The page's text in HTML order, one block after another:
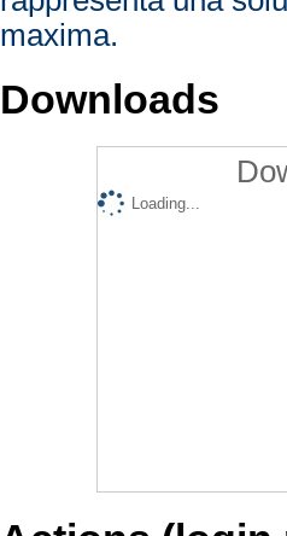
maxima.
Downloads
Loading...